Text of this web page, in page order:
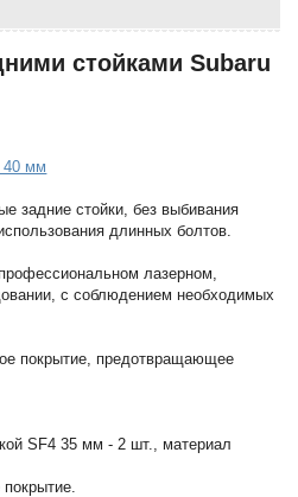
стойками Subaru
40 мм
задние стойки, без выбивания
длинных болтов.
лазерном,
с соблюдением необходимых
покрытие, предотвращающее
SF4 35 мм - 2 шт., материал